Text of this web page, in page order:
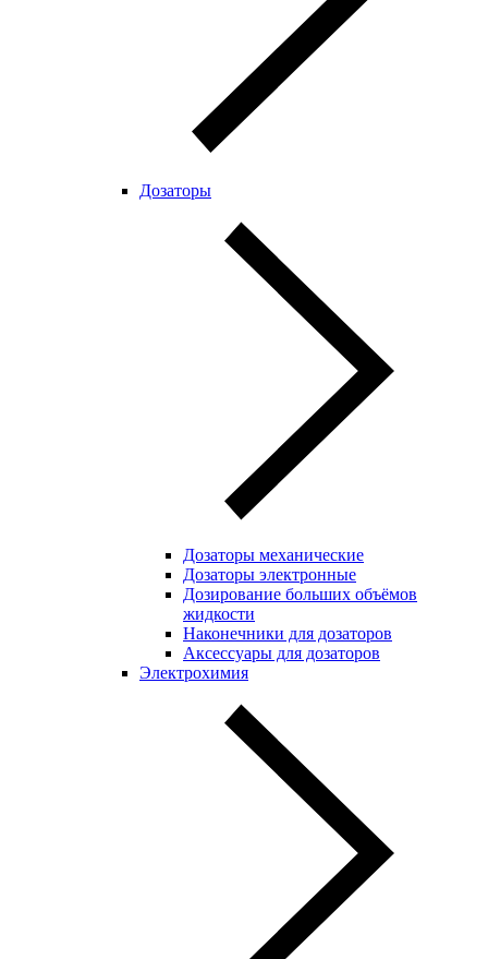
Дозаторы
Дозаторы механические
Дозаторы электронные
Дозирование больших объёмов
жидкости
Наконечники для дозаторов
Аксессуары для дозаторов
Электрохимия